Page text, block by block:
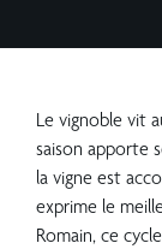
Le vignoble vit
saison apporte
la vigne est
exprime le
Romain, ce